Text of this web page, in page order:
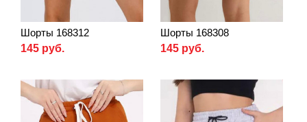
Шорты 168312
145 руб.
Шорты 168308
145 руб.